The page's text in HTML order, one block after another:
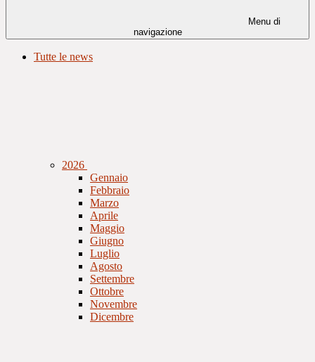
Menu di
navigazione
Tutte le news
2026
Gennaio
Febbraio
Marzo
Aprile
Maggio
Giugno
Luglio
Agosto
Settembre
Ottobre
Novembre
Dicembre